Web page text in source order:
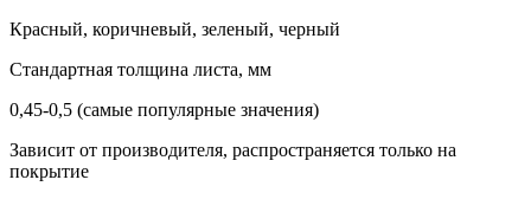
Красный, коричневый, зеленый, черный
Стандартная толщина листа, мм
0,45-0,5 (самые популярные значения)
Зависит от производителя, распространяется только на
покрытие